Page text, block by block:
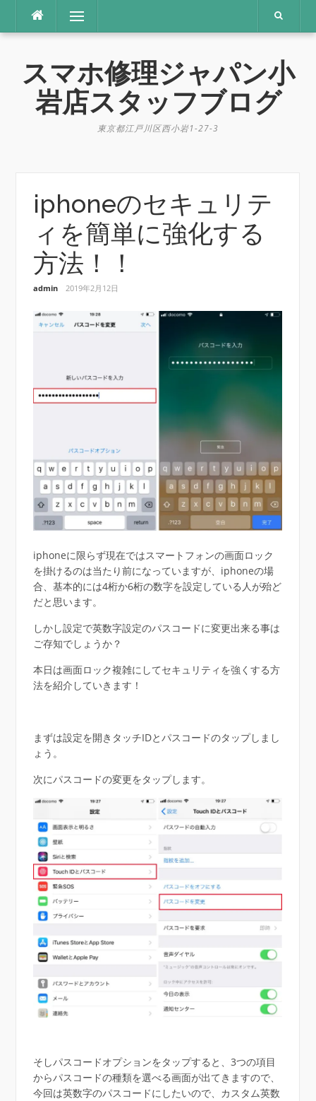
テ
メニュー
スマホ修理ジャパン小
岩店スタッフブログ
東京都江戸川区西小岩1-27-3
iphoneのセキュリテ
ィを簡単に強化する
方法！！
admin 2019年2月12日
iphoneに限らず現在ではスマートフォンの画面ロック
を掛けるのは当たり前になっていますが、iphoneの場
合、基本的には4桁か6桁の数字を設定している人が殆ど
だと思います。
しかし設定で英数字設定のパスコードに変更出来る事は
ご存知でしょうか？
本日は画面ロック複雑にしてセキュリティを強くする方
法を紹介していきます！
まずは設定を開きタッチIDとパスコードのタップしまし
ょう。
次にパスコードの変更をタップします。
そしパスコードオプションをタップすると、3つの項目
からパスコードの種類を選べる画面が出てきますので、
今回は英数字のパスコードにしたいので、カスタム英数